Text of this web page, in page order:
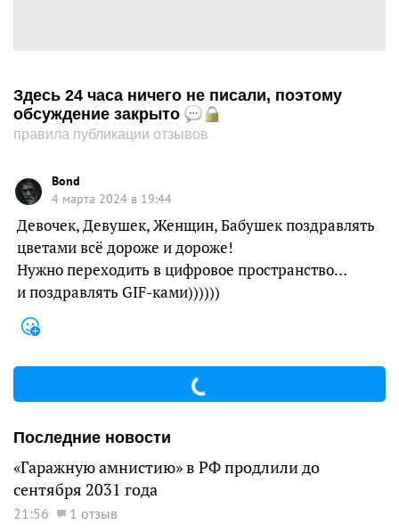
Здесь 24 часа ничего не писали, поэтому
обсуждение закрыто
правила публикации отзывов
Bond
4 марта 2024 в 19:44
Девочек, Девушек, Женщин, Бабушек поздравлять
цветами всё дороже и дороже!
Нужно переходить в цифровое пространство…
и поздравлять GIF-ками))))))
Последние новости
«Гаражную амнистию» в РФ продлили до
сентября 2031 года
21:56 1 отзыв